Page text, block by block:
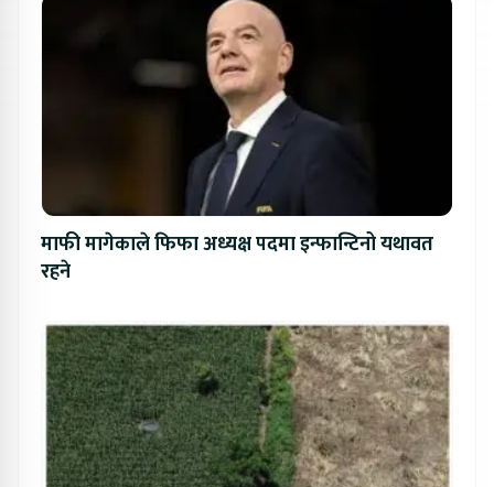
माफी मागेकाले फिफा अध्यक्ष पदमा इन्फान्टिनो यथावत
रहने